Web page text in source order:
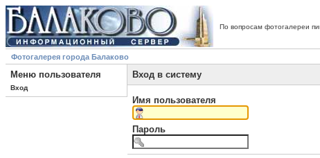
По вопросам фотогалереи
Фотогалерея города Балаково
Меню пользователя
Вход
Вход в систему
Имя пользователя
Пароль